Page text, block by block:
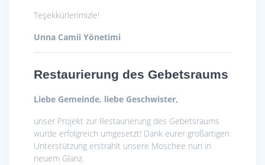
Teşekkürlerimizle!
Unna Camii Yönetimi
Restaurierung des Gebetsraums
Liebe Gemeinde, liebe Geschwister,
unser Projekt zur Restaurierung des Gebetsraums
wurde erfolgreich umgesetzt! Dank eurer großartigen
Unterstützung erstrahlt unsere Moschee nun in
neuem Glanz.